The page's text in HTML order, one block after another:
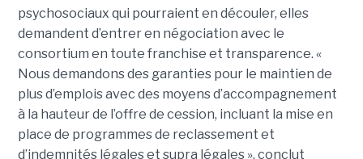
psychosociaux qui pourraient en découler, elles
demandent d’entrer en négociation avec le
consortium en toute franchise et transparence. «
Nous demandons des garanties pour le maintien de
plus d’emplois avec des moyens d’accompagnement
à la hauteur de l’offre de cession, incluant la mise en
place de programmes de reclassement et
d’indemnités légales et supra légales », conclut